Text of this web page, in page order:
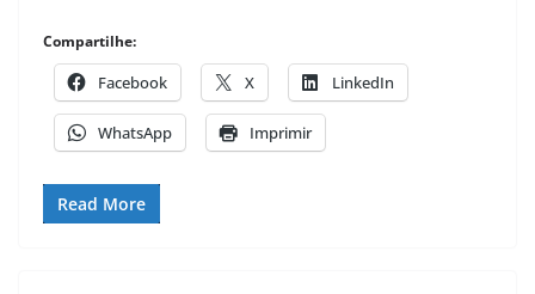
Compartilhe:
Facebook X LinkedIn
WhatsApp Imprimir
Read More